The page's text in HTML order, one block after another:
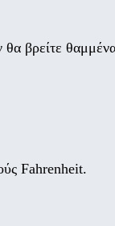
θαμμένα
Fahrenheit.